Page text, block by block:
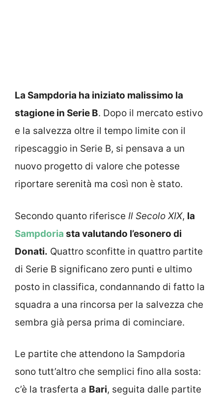
La Sampdoria ha iniziato malissimo la
stagione in Serie B. Dopo il mercato estivo
e la salvezza oltre il tempo limite con il
ripescaggio in Serie B, si pensava a un
nuovo progetto di valore che potesse
riportare serenità ma così non è stato.
Secondo quanto riferisce Il Secolo XIX, la
Sampdoria sta valutando l’esonero di
Donati. Quattro sconfitte in quattro partite
di Serie B significano zero punti e ultimo
posto in classifica, condannando di fatto la
squadra a una rincorsa per la salvezza che
sembra già persa prima di cominciare.
Le partite che attendono la Sampdoria
sono tutt’altro che semplici fino alla sosta:
c’è la trasferta a Bari, seguita dalle partite